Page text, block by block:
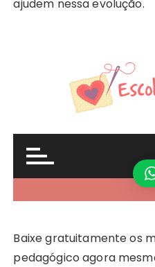
ajudem nessa evolução.
Baixe gratuitamente os
pedagógico agora